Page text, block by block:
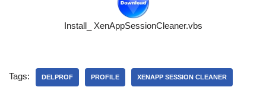
Install_ XenAppSessionCleaner.vbs
Tags: DELPROF PROFILE XENAPP SESSION CLEANER